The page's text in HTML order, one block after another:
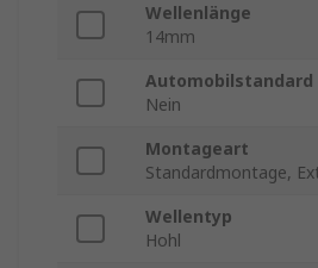
Wellenlänge
14mm
Automobilstandard
Nein
Montageart
Standardmontage,
Wellentyp
Hohl